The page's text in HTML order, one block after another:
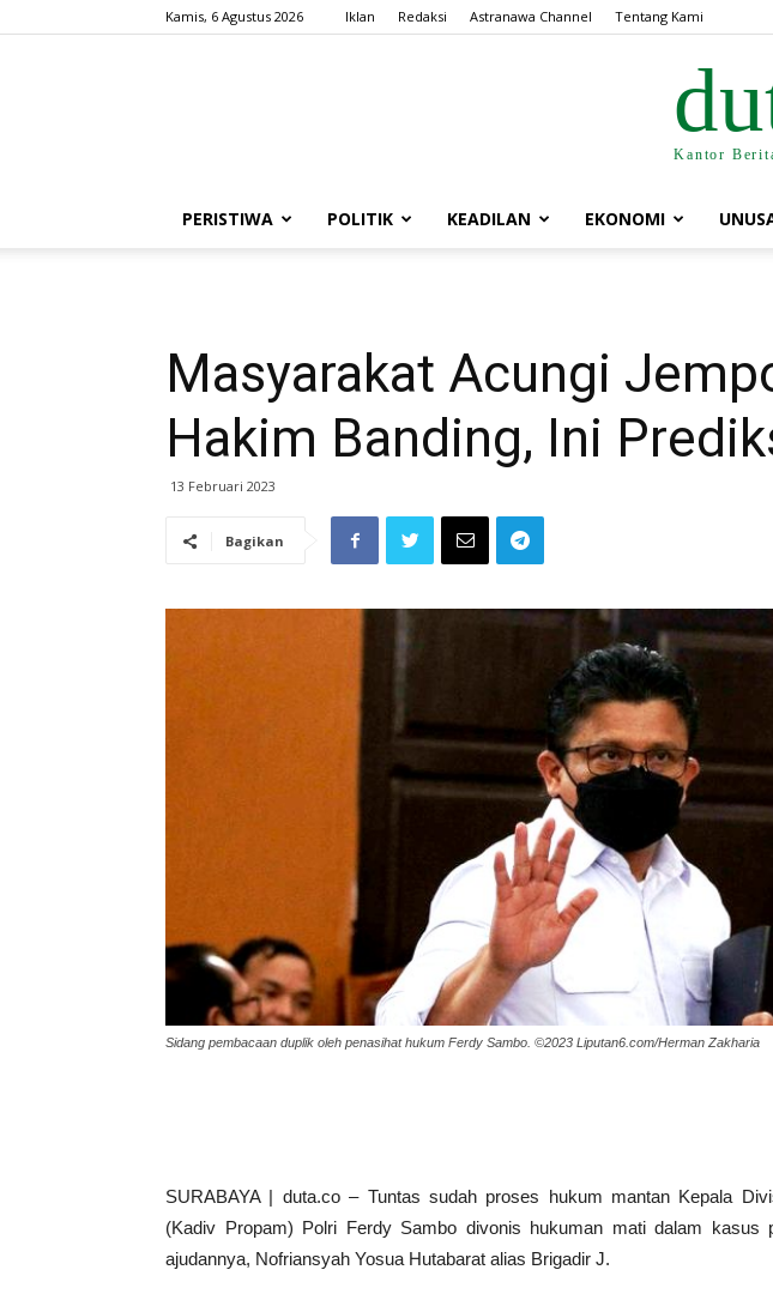
Kamis, 6 Agustus 2026 Iklan Redaksi Astranawa Channel Tentang Kami
Kantor
PERISTIWA POLITIK KEADILAN EKONOMI
Masyarakat Acungi
Hakim Banding, Ini
13 Februari 2023
Bagikan
Sidang pembacaan duplik oleh penasihat hukum Ferdy Sambo. ©2023 Liputan6.com/Herman Zakharia
SURABAYA | duta.co – Tuntas sudah proses hukum mantan Kepala
(Kadiv Propam) Polri Ferdy Sambo divonis hukuman mati dalam kasus
ajudannya, Nofriansyah Yosua Hutabarat alias Brigadir J.